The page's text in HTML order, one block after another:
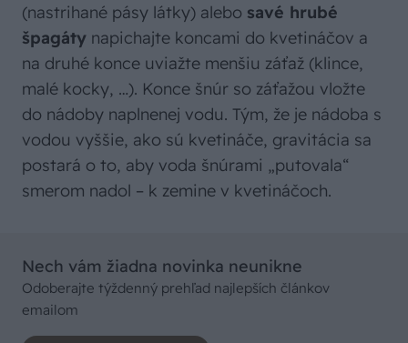
(nastrihané pásy látky) alebo savé hrubé
špagáty napichajte koncami do kvetináčov a
na druhé konce uviažte menšiu záťaž (klince,
malé kocky, …). Konce šnúr so záťažou vložte
do nádoby naplnenej vodu. Tým, že je nádoba s
vodou vyššie, ako sú kvetináče, gravitácia sa
postará o to, aby voda šnúrami „putovala“
smerom nadol – k zemine v kvetináčoch.
Nech vám žiadna novinka neunikne
Odoberajte týždenný prehľad najlepších článkov
emailom